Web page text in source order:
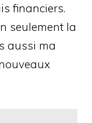
financiers.
seulement la
aussi ma